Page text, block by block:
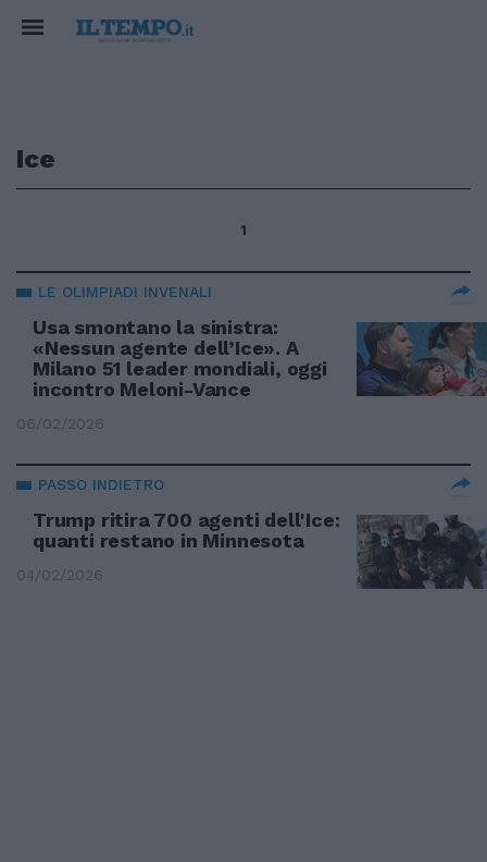
Ice
1
LE OLIMPIADI INVENALI
Usa smontano la sinistra:
«Nessun agente dell’Ice». A
Milano 51 leader mondiali, oggi
incontro Meloni-Vance
06/02/2026
PASSO INDIETRO
Trump ritira 700 agenti dell'Ice:
quanti restano in Minnesota
04/02/2026